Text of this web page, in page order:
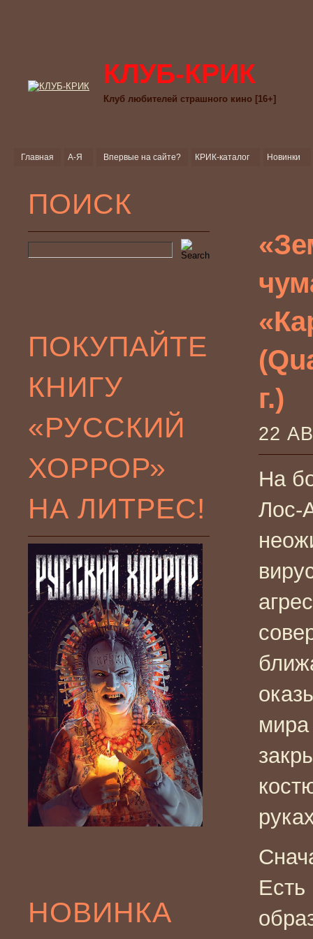
КЛУБ-КРИК
Клуб любителей страшного кино [16+]
Главная А-Я Впервые на сайте? КРИК-каталог Новинки
ПОИСК
ПОКУПАЙТЕ
КНИГУ
«РУССКИЙ
ХОРРОР»
НА ЛИТРЕС!
НОВИНКА
г.)
22
На
Лос-
Есть